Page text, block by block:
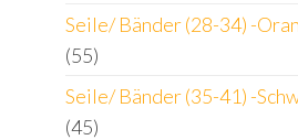
Seile/ Bänder (28-34) -
(55)
Seile/ Bänder (35-41) -
(45)